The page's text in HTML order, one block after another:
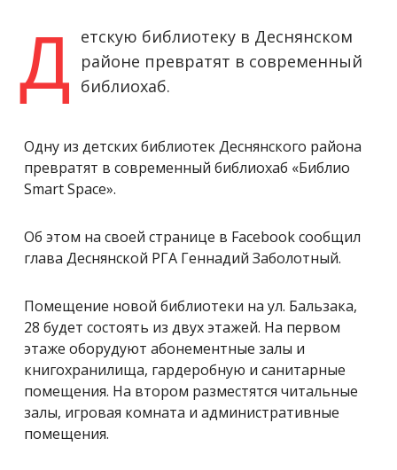
Д етскую библиотеку в Деснянском
районе превратят в современный
библиохаб.
Одну из детских библиотек Деснянского района
превратят в современный библиохаб «Библио
Smart Space».
Об этом на своей странице в Facebook сообщил
глава Деснянской РГА Геннадий Заболотный.
Помещение новой библиотеки на ул. Бальзака,
28 будет состоять из двух этажей. На первом
этаже оборудуют абонементные залы и
книгохранилища, гардеробную и санитарные
помещения. На втором разместятся читальные
залы, игровая комната и административные
помещения.